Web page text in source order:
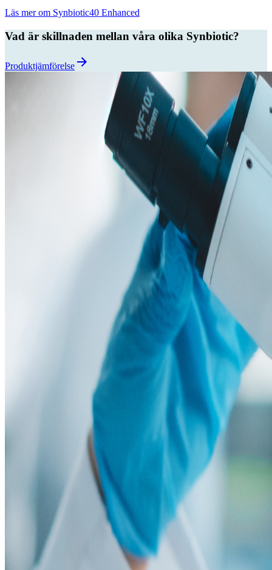
Läs mer om Synbiotic40 Enhanced
Vad är skillnaden mellan våra olika Synbiotic?
Produktjämförelse